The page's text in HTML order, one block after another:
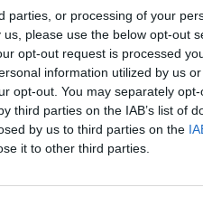
parties, or processing of your
please use the below opt-out
opt-out request is processed
information utilized by us
opt-out. You may separately
third parties on the IAB’s list of
by us to third parties on the
it to other third parties.